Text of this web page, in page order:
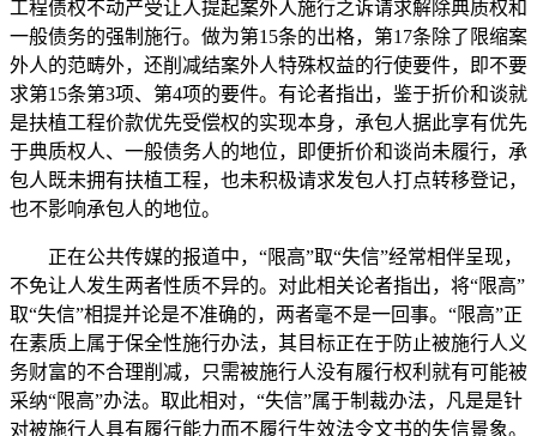
工程债权不动产受让人提起案外人施行之诉请求解除典质权和
一般债务的强制施行。做为第15条的出格，第17条除了限缩案
外人的范畴外，还削减结案外人特殊权益的行使要件，即不要
求第15条第3项、第4项的要件。有论者指出，鉴于折价和谈就
是扶植工程价款优先受偿权的实现本身，承包人据此享有优先
于典质权人、一般债务人的地位，即便折价和谈尚未履行，承
包人既未拥有扶植工程，也未积极请求发包人打点转移登记，
也不影响承包人的地位。
正在公共传媒的报道中，“限高”取“失信”经常相伴呈现，
不免让人发生两者性质不异的。对此相关论者指出，将“限高”
取“失信”相提并论是不准确的，两者毫不是一回事。“限高”正
在素质上属于保全性施行办法，其目标正在于防止被施行人义
务财富的不合理削减，只需被施行人没有履行权利就有可能被
采纳“限高”办法。取此相对，“失信”属于制裁办法，凡是是针
对被施行人具有履行能力而不履行生效法令文书的失信景象。